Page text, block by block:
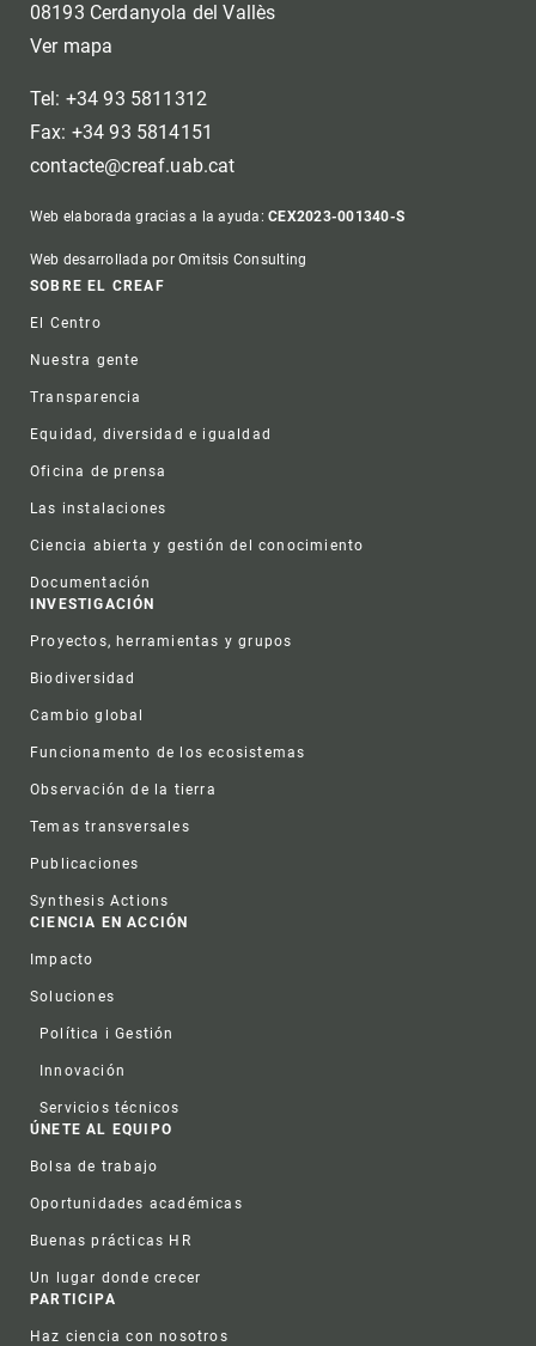
08193 Cerdanyola del Vallès
Ver mapa
Tel: +34 93 5811312
Fax: +34 93 5814151
contacte@creaf.uab.cat
Web elaborada gracias a la ayuda:CEX2023-001340-S
Web desarrollada por Omitsis Consulting
Footer
SOBRE EL CREAF
El Centro
Nuestra gente
Transparencia
Equidad, diversidad e igualdad
Oficina de prensa
Las instalaciones
Ciencia abierta y gestión del conocimiento
Documentación
INVESTIGACIÓN
Proyectos, herramientas y grupos
Biodiversidad
Cambio global
Funcionamento de los ecosistemas
Observación de la tierra
Temas transversales
Publicaciones
Synthesis Actions
CIENCIA EN ACCIÓN
Impacto
Soluciones
Política i Gestión
Innovación
Servicios técnicos
ÚNETE AL EQUIPO
Bolsa de trabajo
Oportunidades académicas
Buenas prácticas HR
Un lugar donde crecer
PARTICIPA
Haz ciencia con nosotros